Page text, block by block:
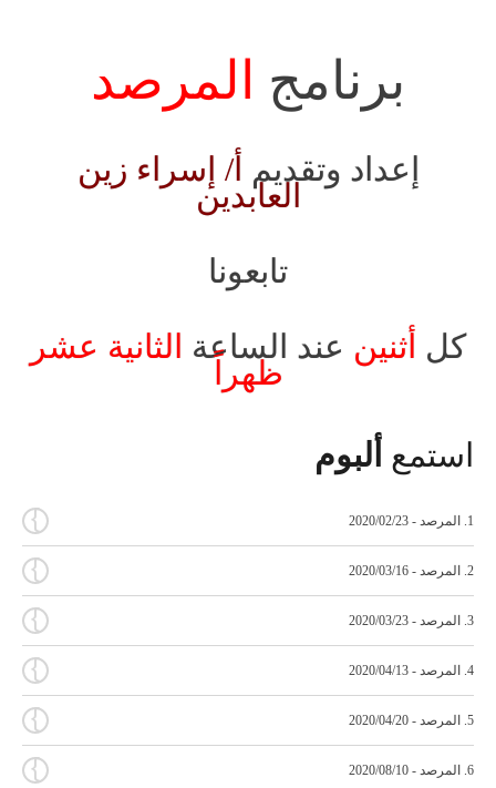
برنامج المرصد
إعداد وتقديم أ/ إسراء زين
العابدين
تابعونا
كل أثنين عند الساعة الثانية عشر
ظهراً
استمع ألبوم
1. المرصد - 2020/02/23 {
2. المرصد - 2020/03/16 {
3. المرصد - 2020/03/23 {
4. المرصد - 2020/04/13 {
5. المرصد - 2020/04/20 {
6. المرصد - 2020/08/10 {